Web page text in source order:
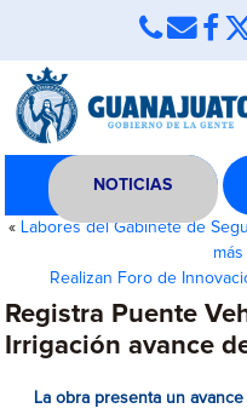
NOTICIAS
« Labores del Gabinete de
Realizan Foro de
Registra Puente
Irrigación avance
La obra presenta un